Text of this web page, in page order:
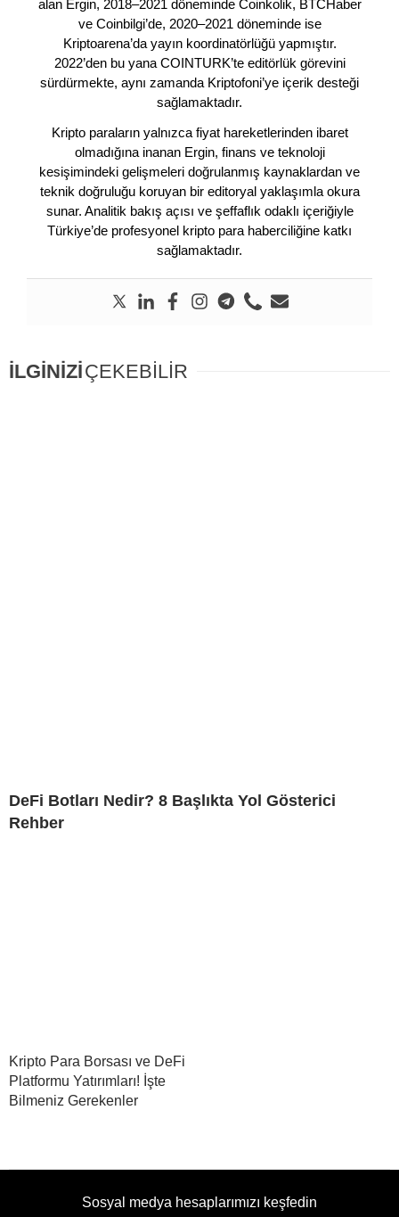
alan Ergin, 2018–2021 döneminde Coinkolik, BTCHaber
ve Coinbilgi’de, 2020–2021 döneminde ise
Kriptoarena’da yayın koordinatörlüğü yapmıştır.
2022’den bu yana COINTURK’te editörlük görevini
sürdürmekte, aynı zamanda Kriptofoni’ye içerik desteği
sağlamaktadır.
Kripto paraların yalnızca fiyat hareketlerinden ibaret
olmadığına inanan Ergin, finans ve teknoloji
kesişimindeki gelişmeleri doğrulanmış kaynaklardan ve
teknik doğruluğu koruyan bir editoryal yaklaşımla okura
sunar. Analitik bakış açısı ve şeffaflık odaklı içeriğiyle
Türkiye’de profesyonel kripto para haberciliğine katkı
sağlamaktadır.
İLGİNİZİÇEKEBİLİR
DeFi Botları Nedir? 8 Başlıkta Yol Gösterici
Rehber
Kripto Para Borsası ve DeFi
Platformu Yatırımları! İşte
Bilmeniz Gerekenler
Sosyal medya hesaplarımızı keşfedin